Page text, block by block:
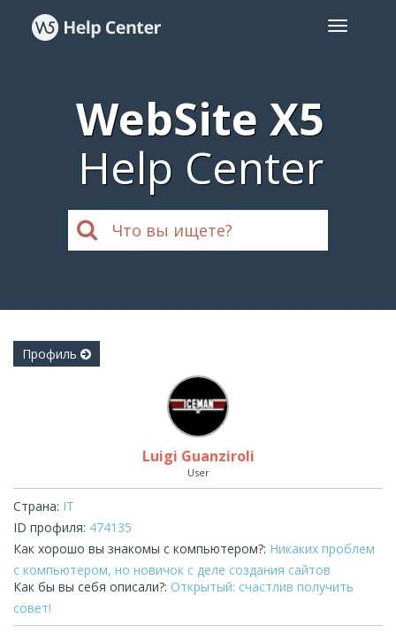
WebSite X5
Help Center
Профиль
Luigi Guanziroli
User
Страна: IT
ID профиля: 474135
Как хорошо вы знакомы с компьютером?: Никаких проблем
с компьютером, но новичок с деле создания сайтов
Как бы вы себя описали?: Открытый: счастлив получить
совет!